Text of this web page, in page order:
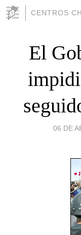
CENTROS
El
06 DE